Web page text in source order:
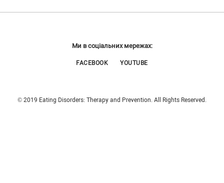
Ми в соціальних мережах:
FACEBOOK YOUTUBE
© 2019 Eating Disorders: Therapy and Prevention. All Rights Reserved.